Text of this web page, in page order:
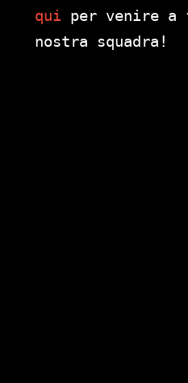
qui per venire a
nostra squadra!